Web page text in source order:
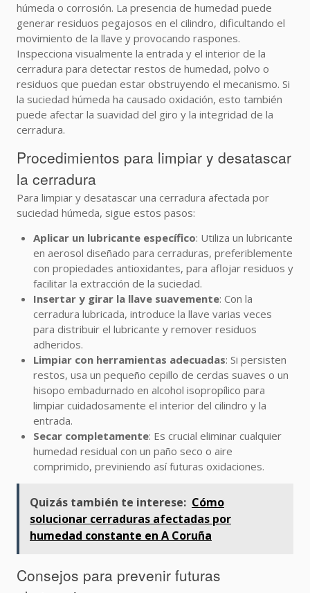
húmeda o corrosión. La presencia de humedad puede
generar residuos pegajosos en el cilindro, dificultando el
movimiento de la llave y provocando raspones.
Inspecciona visualmente la entrada y el interior de la
cerradura para detectar restos de humedad, polvo o
residuos que puedan estar obstruyendo el mecanismo. Si
la suciedad húmeda ha causado oxidación, esto también
puede afectar la suavidad del giro y la integridad de la
cerradura.
Procedimientos para limpiar y desatascar
la cerradura
Para limpiar y desatascar una cerradura afectada por
suciedad húmeda, sigue estos pasos:
Aplicar un lubricante específico: Utiliza un lubricante
en aerosol diseñado para cerraduras, preferiblemente
con propiedades antioxidantes, para aflojar residuos y
facilitar la extracción de la suciedad.
Insertar y girar la llave suavemente: Con la
cerradura lubricada, introduce la llave varias veces
para distribuir el lubricante y remover residuos
adheridos.
Limpiar con herramientas adecuadas: Si persisten
restos, usa un pequeño cepillo de cerdas suaves o un
hisopo embadurnado en alcohol isopropílico para
limpiar cuidadosamente el interior del cilindro y la
entrada.
Secar completamente: Es crucial eliminar cualquier
humedad residual con un paño seco o aire
comprimido, previniendo así futuras oxidaciones.
Quizás también te interese: Cómo
solucionar cerraduras afectadas por
humedad constante en A Coruña
Consejos para prevenir futuras